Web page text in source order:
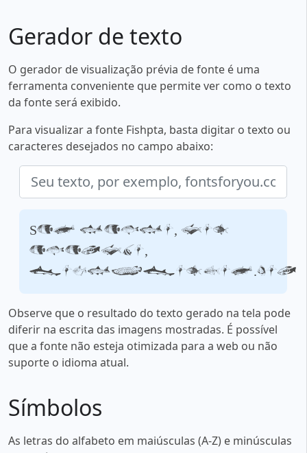
Gerador de texto
O gerador de visualização prévia de fonte é uma
ferramenta conveniente que permite ver como o texto
da fonte será exibido.
Para visualizar a fonte Fishpta, basta digitar o texto ou
caracteres desejados no campo abaixo:
Seu texto, por
exemplo,
fontsforyou.com
Observe que o resultado do texto gerado na tela pode
diferir na escrita das imagens mostradas. É possível
que a fonte não esteja otimizada para a web ou não
suporte o idioma atual.
Símbolos
As letras do alfabeto em maiúsculas (A-Z) e minúsculas